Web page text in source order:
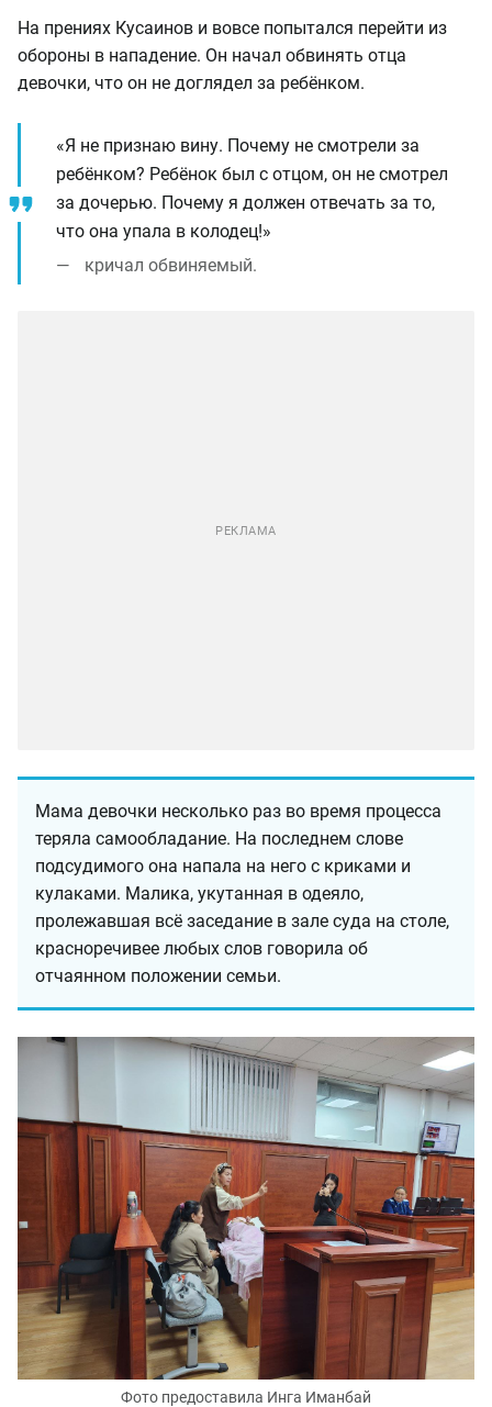
На прениях Кусаинов и вовсе попытался перейти из
обороны в нападение. Он начал обвинять отца
девочки, что он не доглядел за ребёнком.
«Я не признаю вину. Почему не смотрели за
ребёнком? Ребёнок был с отцом, он не смотрел
за дочерью. Почему я должен отвечать за то,
что она упала в колодец!»
кричал обвиняемый.
Мама девочки несколько раз во время процесса
теряла самообладание. На последнем слове
подсудимого она напала на него с криками и
кулаками. Малика, укутанная в одеяло,
пролежавшая всё заседание в зале суда на столе,
красноречивее любых слов говорила об
отчаянном положении семьи.
Фото предоставила Инга Иманбай